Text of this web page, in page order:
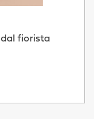
fiorista